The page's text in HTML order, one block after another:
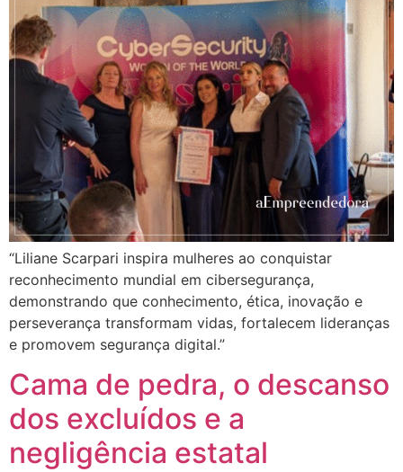
“Liliane Scarpari inspira mulheres ao conquistar
reconhecimento mundial em cibersegurança,
demonstrando que conhecimento, ética, inovação e
perseverança transformam vidas, fortalecem lideranças
e promovem segurança digital.”
Cama de pedra, o descanso
dos excluídos e a
negligência estatal